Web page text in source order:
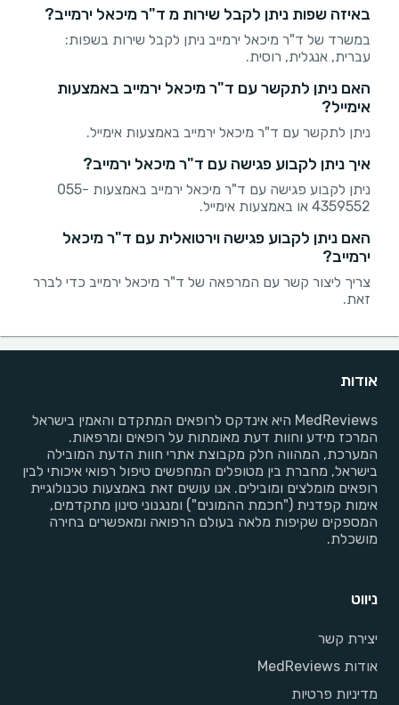
באיזה שפות ניתן לקבל שירות מ ד"ר מיכאל ירמייב?
במשרד של ד"ר מיכאל ירמייב ניתן לקבל שירות בשפות:
עברית, אנגלית, רוסית.
האם ניתן לתקשר עם ד"ר מיכאל ירמייב באמצעות
אימייל?
ניתן לתקשר עם ד"ר מיכאל ירמייב באמצעות אימייל.
איך ניתן לקבוע פגישה עם ד"ר מיכאל ירמייב?
ניתן לקבוע פגישה עם ד"ר מיכאל ירמייב באמצעות 055-
4359552 או באמצעות אימייל.
האם ניתן לקבוע פגישה וירטואלית עם ד"ר מיכאל
ירמייב?
צריך ליצור קשר עם המרפאה של ד"ר מיכאל ירמייב כדי לברר
זאת.
אודות
MedReviews היא אינדקס לרופאים המתקדם והאמין בישראל
המרכז מידע וחוות דעת מאומתות על רופאים ומרפאות.
המערכת, המהווה חלק מקבוצת אתרי חוות הדעת המובילה
בישראל, מחברת בין מטופלים המחפשים טיפול רפואי איכותי לבין
רופאים מומלצים ומובילים. אנו עושים זאת באמצעות טכנולוגיית
אימות קפדנית ("חכמת ההמונים") ומנגנוני סינון מתקדמים,
המספקים שקיפות מלאה בעולם הרפואה ומאפשרים בחירה
מושכלת.
ניווט
יצירת קשר
אודות MedReviews
מדיניות פרטיות